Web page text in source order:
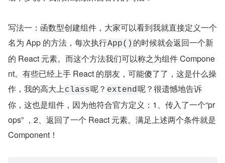
写法一：函数型创建组件，大家可以看到我就直接定义一个
名为 App 的方法，每次执行App() 的时候就会返回一个新
的 React 元素。而这个方法我们可以称之为组件 Compone
nt。有些已经上手 React 的朋友，可能傻了了，这是什么操
作，我的高大上class呢？ extend呢？很遗憾地告诉
你，这也是组件，因为他符合官方定义：1、传入了一个“pr
ops” ，2、返回了一个 React 元素。满足上述两个条件就是
Component！